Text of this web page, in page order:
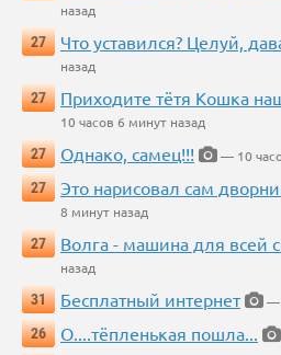
назад
27
Что уставился? Целуй,
назад
27
Приходите тётя Кошка
10 часов 6 минут назад
27
Однако, самец!!!
— 10
27
Это нарисовал сам
8 минут назад
27
Волга - машина для всей
назад
31
Бесплатный интернет
—
26
О....тёпленькая пошла...